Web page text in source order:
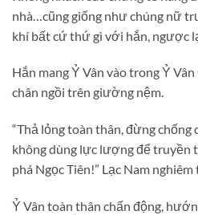
nhà…cũng giống như chúng nữ
khí bất cứ thứ gì với hắn, ngược
Hắn mang Ỷ Vân vào trong Ỷ
chân ngồi trên giường nệm.
“Thả lỏng toàn thân, đừng
không dùng lực lượng để truyền
phá Ngọc Tiên!” Lạc Nam nghiêm
Ỷ Vân toàn thân chấn động,